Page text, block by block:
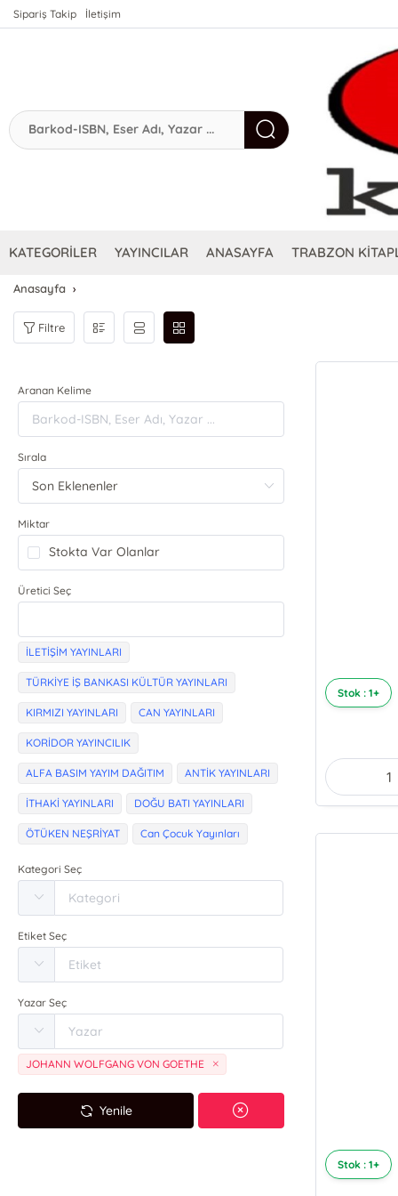
Sipariş Takip İletişim
KATEGORİLER YAYINCILAR ANASAYFA TRABZON
Anasayfa
Filtre
Aranan Kelime
Sırala
Miktar
Stokta Var Olanlar
Üretici Seç
İLETİŞİM YAYINLARI
TÜRKİYE İŞ BANKASI KÜLTÜR YAYINLARI
KIRMIZI YAYINLARI CAN YAYINLARI
KORİDOR YAYINCILIK
ALFA BASIM YAYIM DAĞITIM ANTİK YAYINLARI
İTHAKİ YAYINLARI DOĞU BATI YAYINLARI
ÖTÜKEN NEŞRİYAT Can Çocuk Yayınları
Kategori Seç
Etiket Seç
Yazar Seç
JOHANN WOLFGANG VON GOETHE
Yenile
Stok : 1+
Stok : 1+